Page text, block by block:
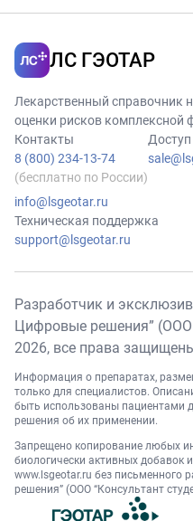
ЛС ГЭОТАР
Лекарственный справочник
оценки рисков комплексной
Контакты
8 (800) 234-13-74
(бесплатно по России)
info@lsgeotar.ru
Техническая поддержка
support@lsgeotar.ru
Разработчик и
Цифровые решения” (ООО
2026, все права
Информация о препаратах,
только для специалистов.
быть использованы пациентами
решения об их применении.
Запрещено копирование любых
биологически активных добавок
www.lsgeotar.ru без письменного
решения” (ООО “Консультант